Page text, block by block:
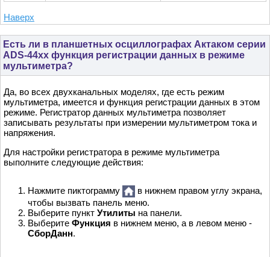
Наверх
Есть ли в планшетных осциллографах Актаком серии
ADS-44xx функция регистрации данных в режиме
мультиметра?
Да, во всех двухканальных моделях, где есть режим
мультиметра, имеется и функция регистрации данных в этом
режиме. Регистратор данных мультиметра позволяет
записывать результаты при измерении мультиметром тока и
напряжения.
Для настройки регистратора в режиме мультиметра
выполните следующие действия:
Нажмите пиктограмму
в нижнем правом углу экрана,
чтобы вызвать панель меню.
Выберите пункт Утилиты на панели.
Выберите Функция в нижнем меню, а в левом меню -
СборДанн.